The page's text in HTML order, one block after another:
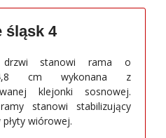
śląsk 4
drzwi stanowi rama o
cm wykonana z
klejonki sosnowej.
ramy stanowi stabilizujący
płyty wiórowej.